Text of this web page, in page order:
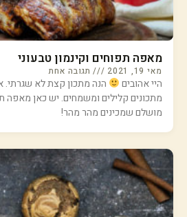
מאפה תפוחים וקינמון טבעוני
מאי 19, 2021 תגובה אחת
היי אהובים
הנה מתכון קצת לא שגרתי.
מתכונים קלילים ומשמחים. יש כאן מאפה
מושלם שמכינים מהר מהר!